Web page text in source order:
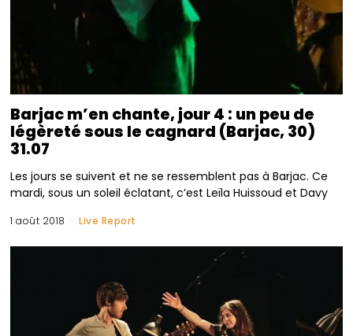
Barjac m’en chante, jour 4 : un peu de
légèreté sous le cagnard (Barjac, 30)
31.07
Les jours se suivent et ne se ressemblent pas à Barjac. Ce
mardi, sous un soleil éclatant, c’est Leïla Huissoud et Davy
1 août 2018 Live Report